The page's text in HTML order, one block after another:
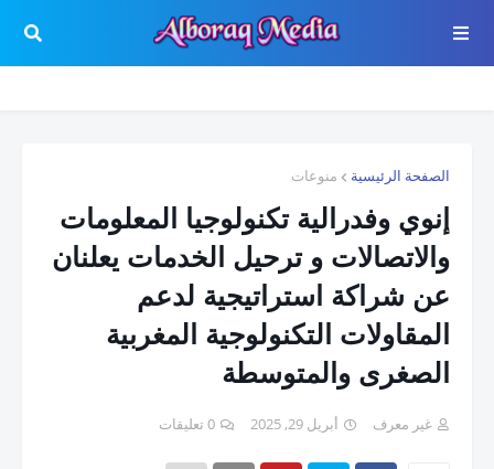
الصفحة الرئيسية منوعات
إنوي وفدرالية تكنولوجيا المعلومات
والاتصالات و ترحيل الخدمات يعلنان
عن شراكة استراتيجية لدعم
المقاولات التكنولوجية المغربية
الصغرى والمتوسطة
غير معرف أبريل 29, 2025 0 تعليقات